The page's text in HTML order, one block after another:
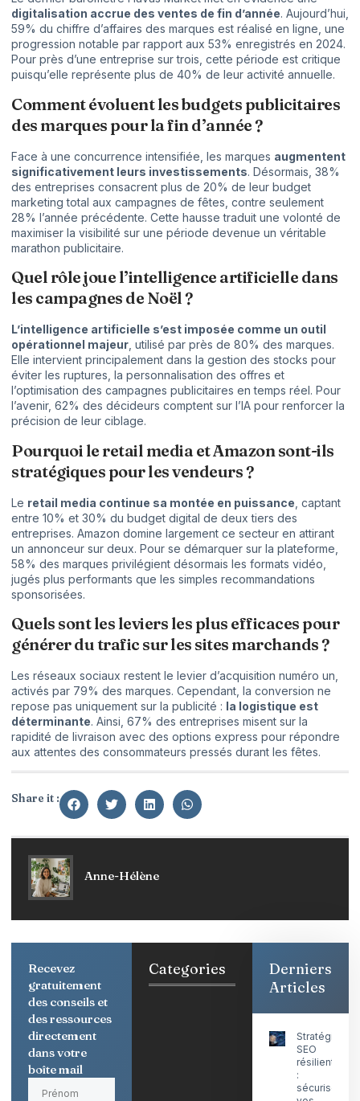
digitalisation accrue des ventes de fin d’année. Aujourd’hui,
59% du chiffre d’affaires des marques est réalisé en ligne, une
progression notable par rapport aux 53% enregistrés en 2024.
Pour près d’une entreprise sur trois, cette période est critique
puisqu’elle représente plus de 40% de leur activité annuelle.
Comment évoluent les budgets publicitaires
des marques pour la fin d’année ?
Face à une concurrence intensifiée, les marques augmentent
significativement leurs investissements. Désormais, 38%
des entreprises consacrent plus de 20% de leur budget
marketing total aux campagnes de fêtes, contre seulement
28% l’année précédente. Cette hausse traduit une volonté de
maximiser la visibilité sur une période devenue un véritable
marathon publicitaire.
Quel rôle joue l’intelligence artificielle dans
les campagnes de Noël ?
L’intelligence artificielle s’est imposée comme un outil
opérationnel majeur , utilisé par près de 80% des marques.
Elle intervient principalement dans la gestion des stocks pour
éviter les ruptures, la personnalisation des offres et
l’optimisation des campagnes publicitaires en temps réel. Pour
l’avenir, 62% des décideurs comptent sur l’IA pour renforcer la
précision de leur ciblage.
Pourquoi le retail media et Amazon sont-ils
stratégiques pour les vendeurs ?
Le retail media continue sa montée en puissance , captant
entre 10% et 30% du budget digital de deux tiers des
entreprises. Amazon domine largement ce secteur en attirant
un annonceur sur deux. Pour se démarquer sur la plateforme,
58% des marques privilégient désormais les formats vidéo,
jugés plus performants que les simples recommandations
sponsorisées.
Quels sont les leviers les plus efficaces pour
générer du trafic sur les sites marchands ?
Les réseaux sociaux restent le levier d’acquisition numéro un,
activés par 79% des marques. Cependant, la conversion ne
repose pas uniquement sur la publicité : la logistique est
déterminante. Ainsi, 67% des entreprises misent sur la
rapidité de livraison avec des options express pour répondre
aux attentes des consommateurs pressés durant les fêtes.
Share it :
Anne-Hélène
Recevez
gratuitement
des conseils et
des ressources
directement
dans votre
boîte mail
Categories
Derniers
Articles
Stratégie
SEO
résiliente
:
sécuriser